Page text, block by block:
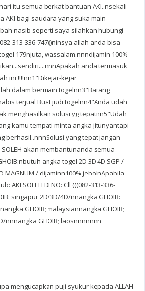
itu semua berkat bantuan AKI..nsekali
AKI bagi saudara yang suka main
nasib seperti saya silahkan hubungi
313-336-747)))ninsya allah anda bisa
179njuta, wassalam.nnndijamin 100%
anda termasuk
ini !!!!nn1"Dikejar-kejar
dalam bermain togelnn3"Barang
terjual Buat judi togelnn4"Anda udah
menghasilkan solusi yg tepatnn5"Udah
kamu tempati minta angka jitunyantapi
berhasil..nnnSolusi yang tepat jangan
akan membantunanda semua
angka togel 2D 3D 4D SGP /
MAGNUM / dijaminn100% jebolnApabila
AKI SOLEH DI NO: Cll (((082-313-336-
singapur 2D/3D/4D/nnangka GHOIB:
GHOIB; malaysiannangka GHOIB;
nnnangka GHOIB; laosnnnnnnn
mengucapkan puji syukur kepada ALLAH